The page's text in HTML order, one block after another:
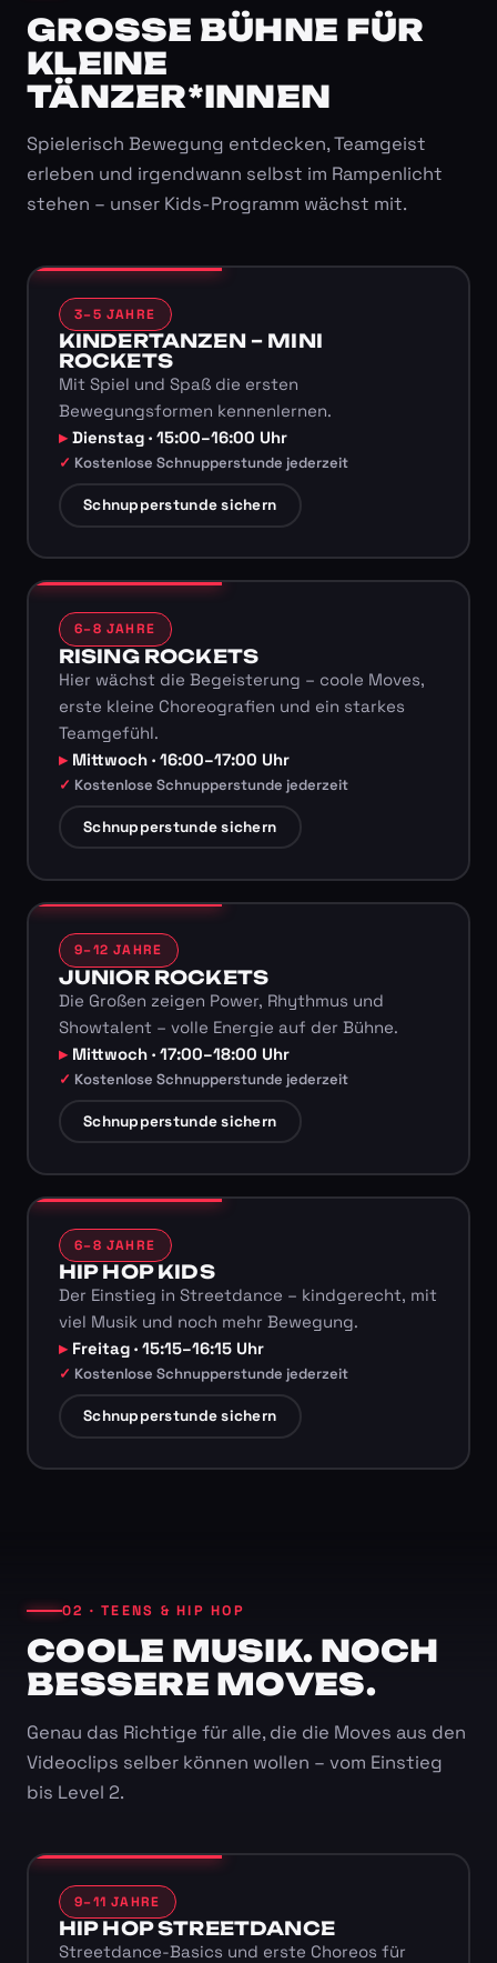
GROSSE BÜHNE FÜR K
LEINE T
ÄNZER*INNEN
Spielerisch Bewegung entdecken, Teamgeist
erleben und irgendwann selbst im Rampenlicht
stehen – unser Kids-Programm wächst mit.
3–5 JAHRE
KINDERTANZEN – MINI
ROCKETS
Mit Spiel und Spaß die ersten
Bewegungsformen kennenlernen.
Dienstag · 15:00–16:00 Uhr
Kostenlose Schnupperstunde jederzeit
Schnupperstunde sichern
6–8 JAHRE
RISING ROCKETS
Hier wächst die Begeisterung – coole Moves,
erste kleine Choreografien und ein starkes
Teamgefühl.
Mittwoch · 16:00–17:00 Uhr
Kostenlose Schnupperstunde jederzeit
Schnupperstunde sichern
9–12 JAHRE
JUNIOR ROCKETS
Die Großen zeigen Power, Rhythmus und
Showtalent – volle Energie auf der Bühne.
Mittwoch · 17:00–18:00 Uhr
Kostenlose Schnupperstunde jederzeit
Schnupperstunde sichern
6–8 JAHRE
HIP HOP KIDS
Der Einstieg in Streetdance – kindgerecht, mit
viel Musik und noch mehr Bewegung.
Freitag · 15:15–16:15 Uhr
Kostenlose Schnupperstunde jederzeit
Schnupperstunde sichern
02 · TEENS & HIP HOP
COOLE MUSIK. NOCH
BESSERE MOVES.
Genau das Richtige für alle, die die Moves aus den
Videoclips selber können wollen – vom Einstieg
bis Level 2.
9–11 JAHRE
HIP HOP STREETDANCE
Streetdance-Basics und erste Choreos für